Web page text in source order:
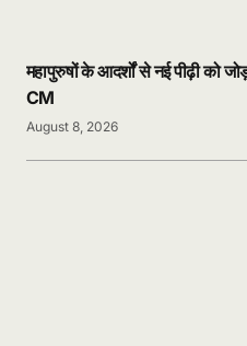
महापुरुषों के आदर्शों से नई पीढ़ी को
CM
August 8, 2026